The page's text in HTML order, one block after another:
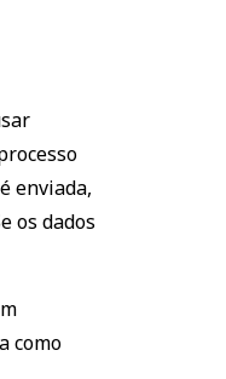
enviada,
os dados
como